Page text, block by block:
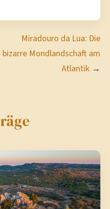
Miradouro da Lua: Die
bizarre Mondlandschaft am
Atlantik